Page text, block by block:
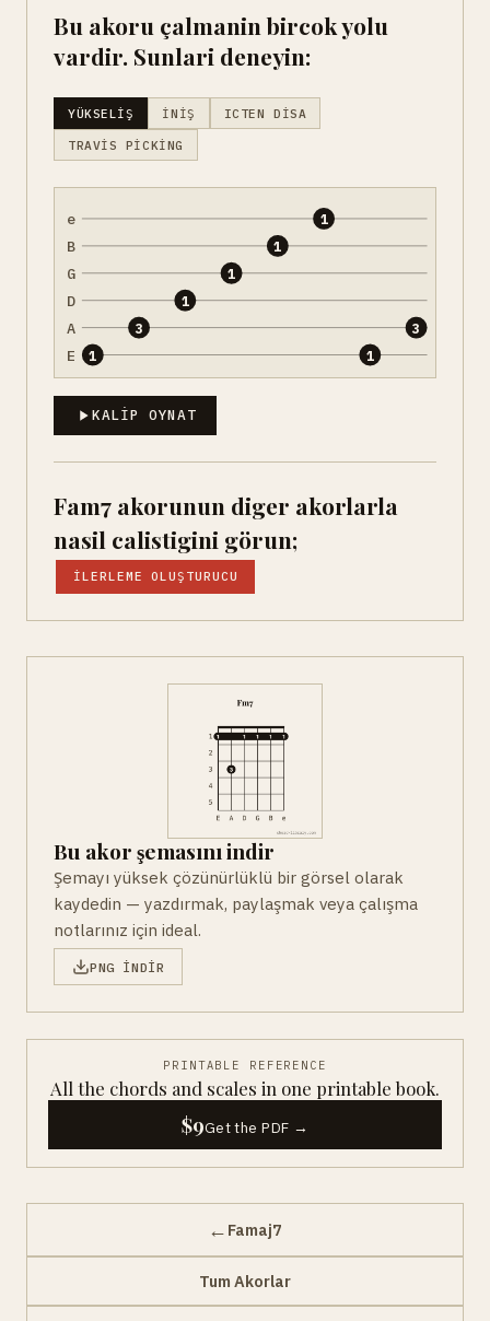
Bu akoru çalmanin bircok yolu
vardir. Sunlari deneyin:
YÜKSELIŞ İNIŞ ICTEN DISA
TRAVIS PICKING
e
B
G
D
A
E 1
3
1
1
1
1
1
3
KALIP OYNAT
Fam7 akorunun diger akorlarla
nasil calistigini görun;
İLERLEME OLUŞTURUCU
Bu akor şemasını indir
Şemayı yüksek çözünürlüklü bir görsel olarak
kaydedin — yazdırmak, paylaşmak veya çalışma
notlarınız için ideal.
PNG INDIR
PRINTABLE REFERENCE
All the chords and scales in one printable book.
$9Get the PDF →
← Famaj7
Tum Akorlar